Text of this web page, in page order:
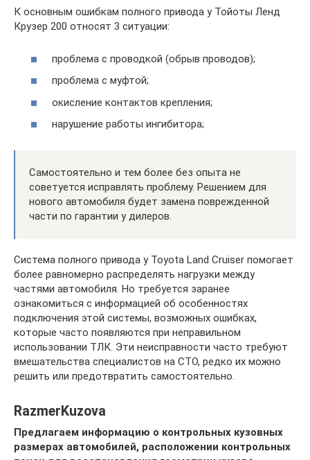
К основным ошибкам полного привода у Тойоты Ленд
Крузер 200 относят 3 ситуации:
проблема с проводкой (обрыв проводов);
проблема с муфтой;
окисление контактов крепления;
нарушение работы ингибитора;
Самостоятельно и тем более без опыта не
советуется исправлять проблему. Решением для
нового автомобиля будет замена поврежденной
части по гарантии у дилеров.
Система полного привода у Toyota Land Cruiser помогает
более равномерно распределять нагрузки между
частями автомобиля. Но требуется заранее
ознакомиться с информацией об особенностях
подключения этой системы, возможных ошибках,
которые часто появляются при неправильном
использовании ТЛК. Эти неисправности часто требуют
вмешательства специалистов на СТО, редко их можно
решить или предотвратить самостоятельно.
RazmerKuzova
Предлагаем информацию о контрольных кузовных
размерах автомобилей, расположении контрольных